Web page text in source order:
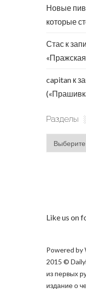
Новые
которые
Стас к
capitan к
Разделы
Разделы
Like us on
Powered by
2015 ©
из первых
издание о